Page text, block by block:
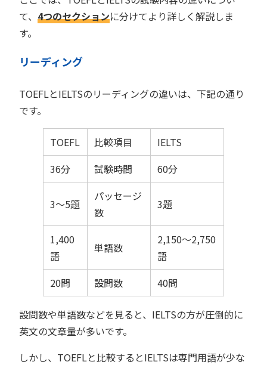
て、 4つのセクションに分けてより詳しく解説しま
す。
リーディング
TOEFLとIELTSのリーディングの違いは、下記の通り
です。
TOEFL 比較項目
IELTS
36分
試験時間 60分
3〜5題
パッセージ
数
3題
1,400
語
単語数
2,150〜2,750
語
20問
設問数 40問
設問数や単語数などを見ると、IELTSの方が圧倒的に
英文の文章量が多いです。
しかし、TOEFLと比較するとIELTSは専門用語が少な